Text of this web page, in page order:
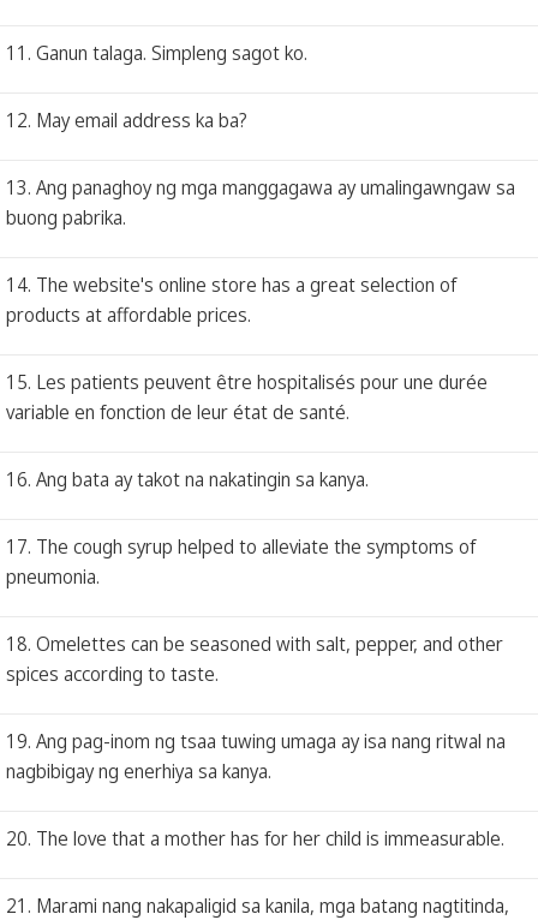
11. Ganun talaga. Simpleng sagot ko.
12. May email address ka ba?
13. Ang panaghoy ng mga manggagawa ay umalingawngaw sa
buong pabrika.
14. The website's online store has a great selection of
products at affordable prices.
15. Les patients peuvent être hospitalisés pour une durée
variable en fonction de leur état de santé.
16. Ang bata ay takot na nakatingin sa kanya.
17. The cough syrup helped to alleviate the symptoms of
pneumonia.
18. Omelettes can be seasoned with salt, pepper, and other
spices according to taste.
19. Ang pag-inom ng tsaa tuwing umaga ay isa nang ritwal na
nagbibigay ng enerhiya sa kanya.
20. The love that a mother has for her child is immeasurable.
21. Marami nang nakapaligid sa kanila, mga batang nagtitinda,